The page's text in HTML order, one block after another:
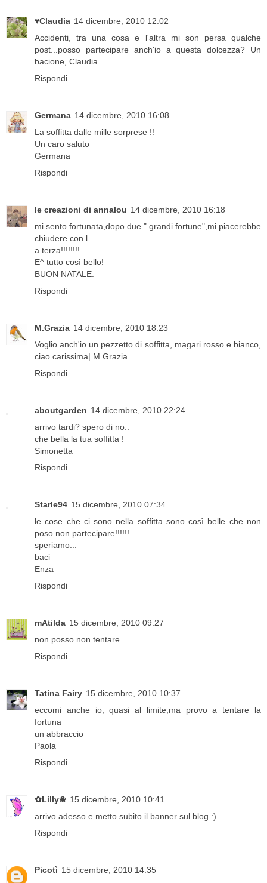
♥Claudia 14 dicembre, 2010 12:02
Accidenti, tra una cosa e l'altra mi son persa qualche
post...posso partecipare anch'io a questa dolcezza? Un
bacione, Claudia
Rispondi
Germana 14 dicembre, 2010 16:08
La soffitta dalle mille sorprese !!
Un caro saluto
Germana
Rispondi
le creazioni di annalou 14 dicembre, 2010 16:18
mi sento fortunata,dopo due " grandi fortune",mi piacerebbe
chiudere con l
a terza!!!!!!!!
E^ tutto così bello!
BUON NATALE.
Rispondi
M.Grazia 14 dicembre, 2010 18:23
Voglio anch'io un pezzetto di soffitta, magari rosso e bianco,
ciao carissima| M.Grazia
Rispondi
aboutgarden 14 dicembre, 2010 22:24
arrivo tardi? spero di no..
che bella la tua soffitta !
Simonetta
Rispondi
Starle94 15 dicembre, 2010 07:34
le cose che ci sono nella soffitta sono così belle che non
poso non partecipare!!!!!!
speriamo...
baci
Enza
Rispondi
mAtilda 15 dicembre, 2010 09:27
non posso non tentare.
Rispondi
Tatina Fairy 15 dicembre, 2010 10:37
eccomi anche io, quasi al limite,ma provo a tentare la
fortuna
un abbraccio
Paola
Rispondi
✿Lilly❀ 15 dicembre, 2010 10:41
arrivo adesso e metto subito il banner sul blog :)
Rispondi
Picotì 15 dicembre, 2010 14:35